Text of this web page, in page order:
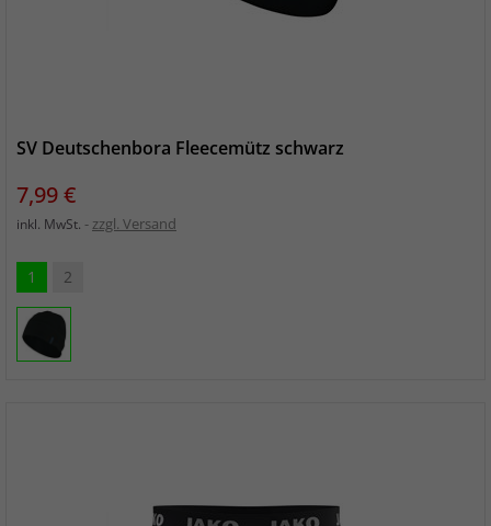
SV Deutschenbora Fleecemütz schwarz
Preis
7,99 €
inkl. MwSt. zzgl. Versand
1 2